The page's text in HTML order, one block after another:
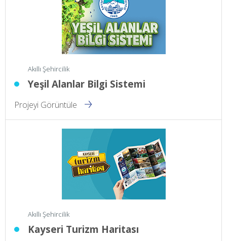
Akıllı Şehircilik
Yeşil Alanlar Bilgi Sistemi
Projeyi Görüntüle
Akıllı Şehircilik
Kayseri Turizm Haritası